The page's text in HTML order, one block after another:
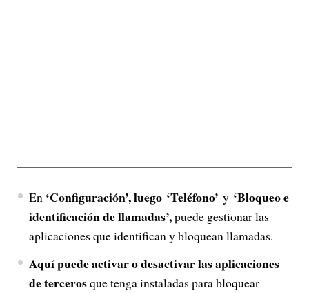
En‘Configuración’, luego‘Teléfono’ y ‘Bloqueo e
identificación de llamadas’,puede gestionar las
aplicaciones que identifican y bloquean llamadas.
Aquí puede activar o desactivar las aplicaciones
de tercerosque tenga instaladas para bloquear